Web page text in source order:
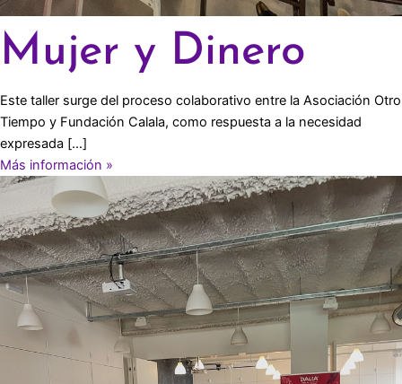
Mujer y Dinero
Este taller surge del proceso colaborativo entre la Asociación Otro
Tiempo y Fundación Calala, como respuesta a la necesidad
expresada […]
Más información »